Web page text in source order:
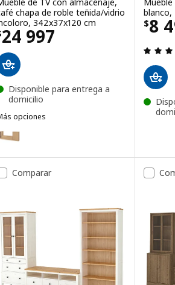
de TV con almacenaje,
chapa de roble teñida/vidrio
342x37x120 cm
24 997$ 24997
Disponible para entrega a
domicilio
opciones
TONSTAD, Mueble de TV con
blanco,
$8
Comparar